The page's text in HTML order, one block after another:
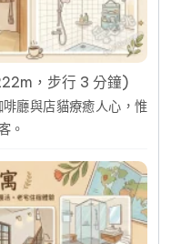
，步行 3 分鐘)
廳與店貓療癒人心，惟
。